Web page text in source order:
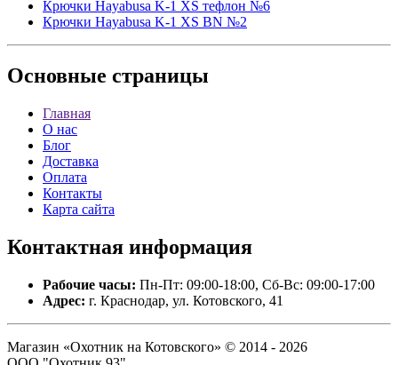
Крючки Hayabusa K-1 XS тефлон №6
Крючки Hayabusa K-1 XS BN №2
Основные страницы
Главная
О нас
Блог
Доставка
Оплата
Контакты
Карта сайта
Контактная информация
Рабочие часы: Пн-Пт: 09:00-18:00, Сб-Вс: 09:00-17:00
Адрес: г. Краснодар, ул. Котовского, 41
Магазин «Охотник на Котовского» © 2014 - 2026